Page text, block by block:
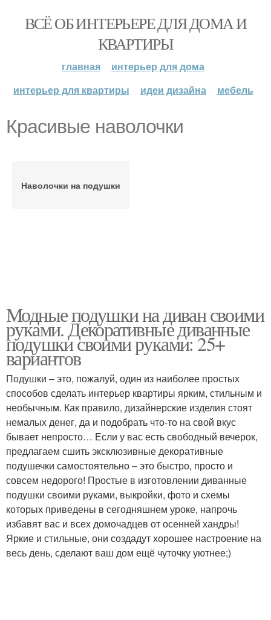
ВСЁ ОБ ИНТЕРЬЕРЕ ДЛЯ ДОМА И
КВАРТИРЫ
главная
интерьер для дома
интерьер для квартиры
идеи дизайна мебель
Красивые наволочки
Наволочки на подушки
Модные подушки на диван своими
руками. Декоративные диванные
подушки своими руками: 25+
вариантов
Подушки – это, пожалуй, один из наиболее простых
способов сделать интерьер квартиры ярким, стильным и
необычным. Как правило, дизайнерские изделия стоят
немалых денег, да и подобрать что-то на свой вкус
бывает непросто… Если у вас есть свободный вечерок,
предлагаем сшить эксклюзивные декоративные
подушечки самостоятельно – это быстро, просто и
совсем недорого! Простые в изготовлении диванные
подушки своими руками, выкройки, фото и схемы
которых приведены в сегодняшнем уроке, напрочь
избавят вас и всех домочадцев от осенней хандры!
Яркие и стильные, они создадут хорошее настроение на
весь день, сделают ваш дом ещё чуточку уютнее;)